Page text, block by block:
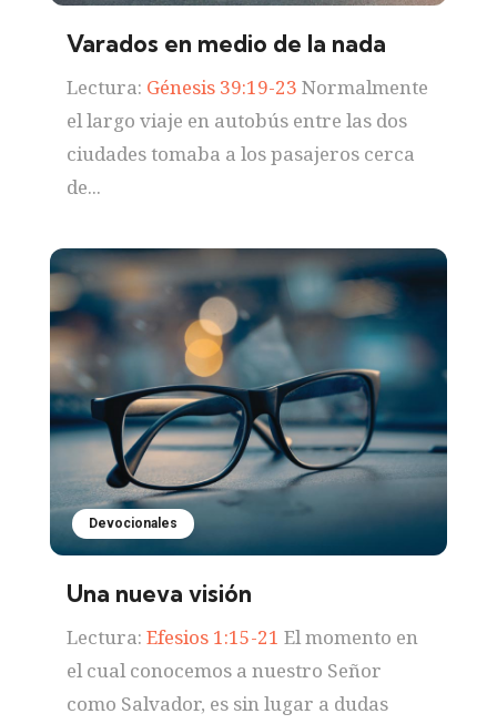
Varados en medio de la nada
Lectura: Génesis 39:19-23 Normalmente
el largo viaje en autobús entre las dos
ciudades tomaba a los pasajeros cerca
de...
Devocionales
Una nueva visión
Lectura: Efesios 1:15-21 El momento en
el cual conocemos a nuestro Señor
como Salvador, es sin lugar a dudas